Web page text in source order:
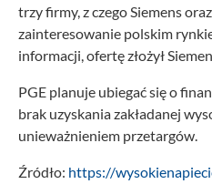
trzy firmy, z czego Siemens
zainteresowanie polskim
informacji, ofertę złożył
PGE planuje ubiegać się o
brak uzyskania zakładanej
unieważnieniem przetargów.
Źródło: https://